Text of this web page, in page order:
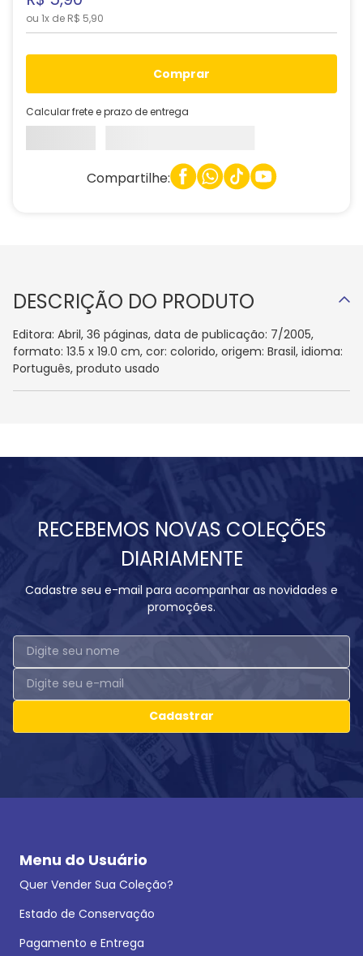
ou 1x de R$ 5,90
comprar
Calcular frete e prazo de entrega
Compartilhe:
DESCRIÇÃO DO PRODUTO
Editora: Abril, 36 páginas, data de publicação: 7/2005,
formato: 13.5 x 19.0 cm, cor: colorido, origem: Brasil, idioma:
Português, produto usado
RECEBEMOS NOVAS COLEÇÕES
DIARIAMENTE
Cadastre seu e-mail para acompanhar as novidades e
promoções.
Cadastrar
Menu do Usuário
Quer Vender Sua Coleção?
Estado de Conservação
Pagamento e Entrega